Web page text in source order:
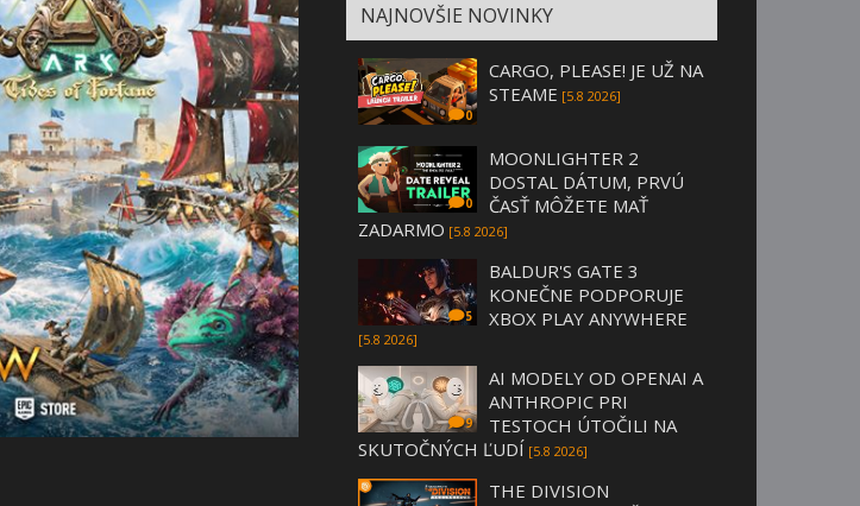
NAJNOVŠIE NOVINKY
0
CARGO, PLEASE! JE UŽ NA
STEAME [5.8 2026]
0
MOONLIGHTER 2
DOSTAL DÁTUM, PRVÚ
ČASŤ MÔŽETE MAŤ
ZADARMO [5.8 2026]
5
BALDUR'S GATE 3
KONEČNE PODPORUJE
XBOX PLAY ANYWHERE
[5.8 2026]
9
AI MODELY OD OPENAI A
ANTHROPIC PRI
TESTOCH ÚTOČILI NA
SKUTOČNÝCH ĽUDÍ [5.8 2026]
THE DIVISION